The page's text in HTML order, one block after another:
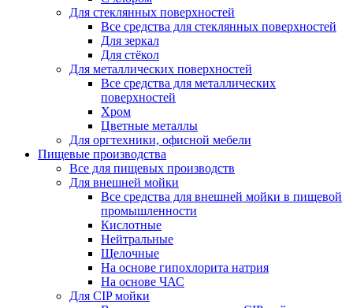
Для стеклянных поверхностей
Все средства для стеклянных поверхностей
Для зеркал
Для стёкол
Для металлических поверхностей
Все средства для металлических
поверхностей
Хром
Цветные металлы
Для оргтехники, офисной мебели
Пищевые производства
Все для пищевых производств
Для внешней мойки
Все средства для внешней мойки в пищевой
промышленности
Кислотные
Нейтральные
Щелочные
На основе гипохлорита натрия
На основе ЧАС
Для CIP мойки